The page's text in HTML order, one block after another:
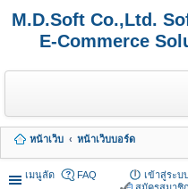
M.D.Soft Co.,Ltd.
E-Commerce
หน้าเว็บ
หน้าเว็บบอร์ด
เมนูลัด
FAQ
เข้าสู่ระบ